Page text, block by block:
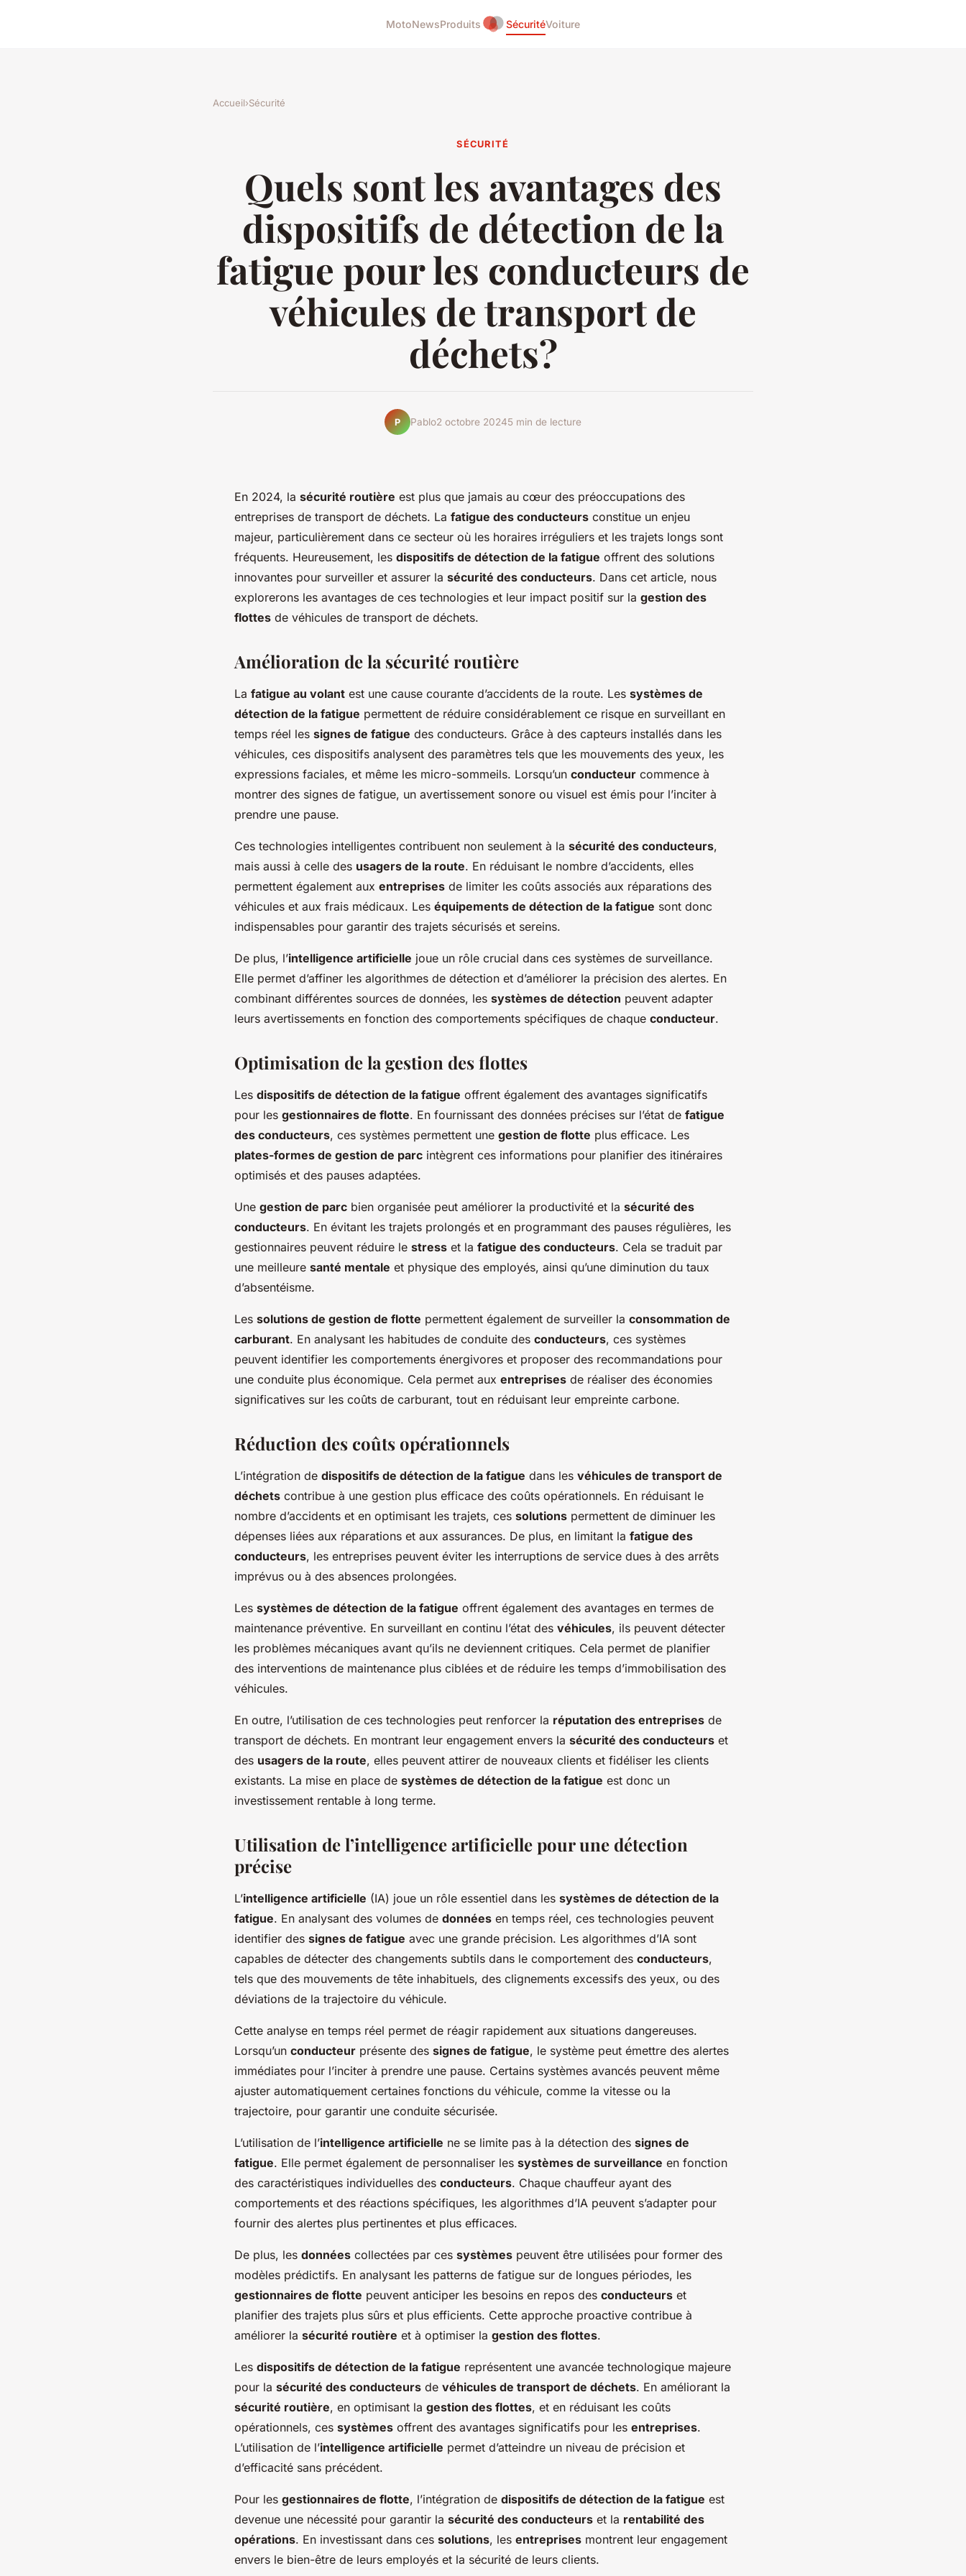
MotoNewsProduits SécuritéVoiture
Accueil›Sécurité
SÉCURITÉ
Quels sont les avantages des
dispositifs de détection de la
fatigue pour les conducteurs de
véhicules de transport de
déchets?
P Pablo2 octobre 20245 min de lecture
En 2024, la sécurité routière est plus que jamais au cœur des préoccupations des
entreprises de transport de déchets. La fatigue des conducteurs constitue un enjeu
majeur, particulièrement dans ce secteur où les horaires irréguliers et les trajets longs sont
fréquents. Heureusement, les dispositifs de détection de la fatigue offrent des solutions
innovantes pour surveiller et assurer la sécurité des conducteurs. Dans cet article, nous
explorerons les avantages de ces technologies et leur impact positif sur la gestion des
flottes de véhicules de transport de déchets.
Amélioration de la sécurité routière
La fatigue au volant est une cause courante d’accidents de la route. Les systèmes de
détection de la fatigue permettent de réduire considérablement ce risque en surveillant en
temps réel les signes de fatigue des conducteurs. Grâce à des capteurs installés dans les
véhicules, ces dispositifs analysent des paramètres tels que les mouvements des yeux, les
expressions faciales, et même les micro-sommeils. Lorsqu’un conducteur commence à
montrer des signes de fatigue, un avertissement sonore ou visuel est émis pour l’inciter à
prendre une pause.
Ces technologies intelligentes contribuent non seulement à la sécurité des conducteurs,
mais aussi à celle des usagers de la route. En réduisant le nombre d’accidents, elles
permettent également aux entreprises de limiter les coûts associés aux réparations des
véhicules et aux frais médicaux. Les équipements de détection de la fatigue sont donc
indispensables pour garantir des trajets sécurisés et sereins.
De plus, l’intelligence artificielle joue un rôle crucial dans ces systèmes de surveillance.
Elle permet d’affiner les algorithmes de détection et d’améliorer la précision des alertes. En
combinant différentes sources de données, les systèmes de détection peuvent adapter
leurs avertissements en fonction des comportements spécifiques de chaque conducteur.
Optimisation de la gestion des flottes
Les dispositifs de détection de la fatigue offrent également des avantages significatifs
pour les gestionnaires de flotte. En fournissant des données précises sur l’état de fatigue
des conducteurs, ces systèmes permettent une gestion de flotte plus efficace. Les
plates-formes de gestion de parc intègrent ces informations pour planifier des itinéraires
optimisés et des pauses adaptées.
Une gestion de parc bien organisée peut améliorer la productivité et la sécurité des
conducteurs. En évitant les trajets prolongés et en programmant des pauses régulières, les
gestionnaires peuvent réduire le stress et la fatigue des conducteurs. Cela se traduit par
une meilleure santé mentale et physique des employés, ainsi qu’une diminution du taux
d’absentéisme.
Les solutions de gestion de flotte permettent également de surveiller la consommation de
carburant. En analysant les habitudes de conduite des conducteurs, ces systèmes
peuvent identifier les comportements énergivores et proposer des recommandations pour
une conduite plus économique. Cela permet aux entreprises de réaliser des économies
significatives sur les coûts de carburant, tout en réduisant leur empreinte carbone.
Réduction des coûts opérationnels
L’intégration de dispositifs de détection de la fatigue dans les véhicules de transport de
déchets contribue à une gestion plus efficace des coûts opérationnels. En réduisant le
nombre d’accidents et en optimisant les trajets, ces solutions permettent de diminuer les
dépenses liées aux réparations et aux assurances. De plus, en limitant la fatigue des
conducteurs, les entreprises peuvent éviter les interruptions de service dues à des arrêts
imprévus ou à des absences prolongées.
Les systèmes de détection de la fatigue offrent également des avantages en termes de
maintenance préventive. En surveillant en continu l’état des véhicules, ils peuvent détecter
les problèmes mécaniques avant qu’ils ne deviennent critiques. Cela permet de planifier
des interventions de maintenance plus ciblées et de réduire les temps d’immobilisation des
véhicules.
En outre, l’utilisation de ces technologies peut renforcer la réputation des entreprises de
transport de déchets. En montrant leur engagement envers la sécurité des conducteurs et
des usagers de la route, elles peuvent attirer de nouveaux clients et fidéliser les clients
existants. La mise en place de systèmes de détection de la fatigue est donc un
investissement rentable à long terme.
Utilisation de l’intelligence artificielle pour une détection
précise
L’intelligence artificielle (IA) joue un rôle essentiel dans les systèmes de détection de la
fatigue. En analysant des volumes de données en temps réel, ces technologies peuvent
identifier des signes de fatigue avec une grande précision. Les algorithmes d’IA sont
capables de détecter des changements subtils dans le comportement des conducteurs,
tels que des mouvements de tête inhabituels, des clignements excessifs des yeux, ou des
déviations de la trajectoire du véhicule.
Cette analyse en temps réel permet de réagir rapidement aux situations dangereuses.
Lorsqu’un conducteur présente des signes de fatigue, le système peut émettre des alertes
immédiates pour l’inciter à prendre une pause. Certains systèmes avancés peuvent même
ajuster automatiquement certaines fonctions du véhicule, comme la vitesse ou la
trajectoire, pour garantir une conduite sécurisée.
L’utilisation de l’intelligence artificielle ne se limite pas à la détection des signes de
fatigue. Elle permet également de personnaliser les systèmes de surveillance en fonction
des caractéristiques individuelles des conducteurs. Chaque chauffeur ayant des
comportements et des réactions spécifiques, les algorithmes d’IA peuvent s’adapter pour
fournir des alertes plus pertinentes et plus efficaces.
De plus, les données collectées par ces systèmes peuvent être utilisées pour former des
modèles prédictifs. En analysant les patterns de fatigue sur de longues périodes, les
gestionnaires de flotte peuvent anticiper les besoins en repos des conducteurs et
planifier des trajets plus sûrs et plus efficients. Cette approche proactive contribue à
améliorer la sécurité routière et à optimiser la gestion des flottes.
Les dispositifs de détection de la fatigue représentent une avancée technologique majeure
pour la sécurité des conducteurs de véhicules de transport de déchets. En améliorant la
sécurité routière, en optimisant la gestion des flottes, et en réduisant les coûts
opérationnels, ces systèmes offrent des avantages significatifs pour les entreprises.
L’utilisation de l’intelligence artificielle permet d’atteindre un niveau de précision et
d’efficacité sans précédent.
Pour les gestionnaires de flotte, l’intégration de dispositifs de détection de la fatigue est
devenue une nécessité pour garantir la sécurité des conducteurs et la rentabilité des
opérations. En investissant dans ces solutions, les entreprises montrent leur engagement
envers le bien-être de leurs employés et la sécurité de leurs clients.